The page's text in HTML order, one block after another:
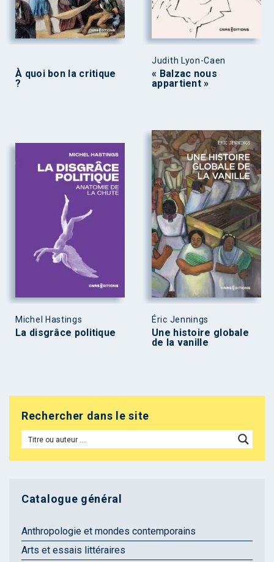
À quoi bon la critique
?
Judith Lyon-Caen
« Balzac nous
appartient »
Michel Hastings
La disgrâce politique
Éric Jennings
Une histoire globale
de la vanille
Rechercher dans le site
Catalogue général
Anthropologie et mondes contemporains
Arts et essais littéraires